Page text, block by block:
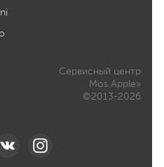
Сервисный центр
Mos Apple»
©2013-2026